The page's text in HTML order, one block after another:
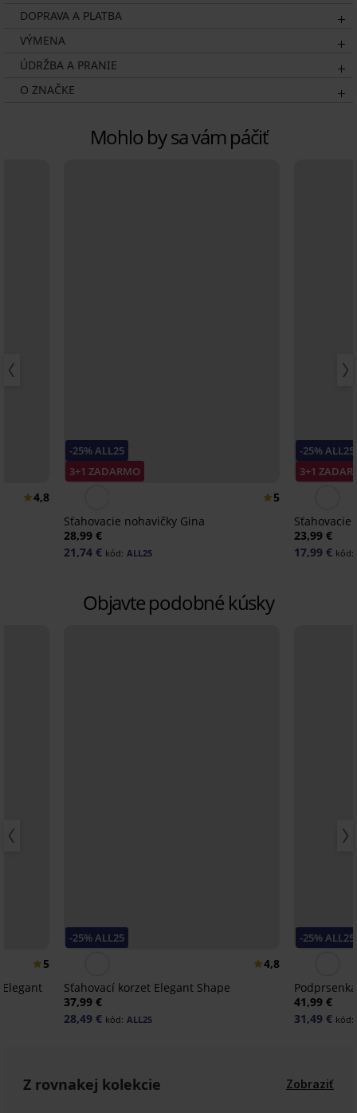
DOPRAVA A PLATBA
VÝMENA
ÚDRŽBA A PRANIE
O ZNAČKE
Mohlo by sa vám páčiť
4,8
-25% ALL25
3+1 ZADARMO
5
Sťahovacie nohavičky Gina
28,99 €
21,74 € kód: ALL25
-25% ALL25
3+1
23,99 €
17,99 € kód:
Objavte podobné kúsky
5
-25% ALL25
4,8
Sťahovací korzet Elegant Shape
37,99 €
28,49 € kód: ALL25
-25% ALL25
41,99 €
31,49 € kód:
Z rovnakej kolekcie Zobraziť